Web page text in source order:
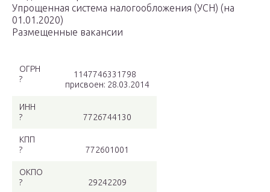
Упрощенная система налогообложения (УСН) (на
01.01.2020)
Размещенные вакансии
ОГРН
?
1147746331798
присвоен: 28.03.2014
ИНН
?
7726744130
КПП
?
772601001
ОКПО
?
29242209